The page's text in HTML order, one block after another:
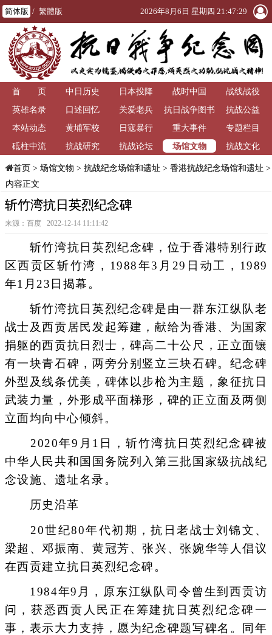
简体版 / 繁體版 2026年8月6日 星期四 21:47:29
首 页 中日历史 日本投降 战时中国
战线战役
英雄名录
口述回忆 关爱老兵
抗日战争图书
馆
抗战公益
本站动态
黄埔军校 日寇暴行 重大事件
专题栏目
砥柱中流
抗战研究 抗战论坛 场馆文物 抗战文化
首页> 场馆文物 > 抗战纪念场馆和遗址 > 香港抗战纪念场馆和遗址 >
内容正文
斩竹湾抗日英烈纪念碑
来源：百度 2022-12-14 11:11:42
斩竹湾抗日英烈纪念碑，位于香港特别行政
区西贡区斩竹湾，1988年3月29日动工，1989
年1月23日揭幕。
斩竹湾抗日英烈纪念碑是由一群东江纵队老
战士及西贡居民发起筹建，献给为香港、为国家
捐躯的西贡抗日烈士，碑高二十公尺，正立面镶
有一块青石碑，两旁分别竖立三块石碑。纪念碑
外型及线条优美，碑体以步枪为主题，象征抗日
武装力量，外形成平面梯形，碑的正立面及两侧
立面均向中心倾斜。
2020年9月1日，斩竹湾抗日英烈纪念碑被
中华人民共和国国务院列入第三批国家级抗战纪
念设施、遗址名录。
历史沿革
20世纪80年代初期，抗日老战士刘锦文、
梁超、邓振南、黄冠芳、张兴、张婉华等人倡议
在西贡建立抗日英烈纪念碑。
1984年9月，原东江纵队司令曾生到西贡访
问，获悉西贡人民正在筹建抗日英烈纪念碑一
事，表示大力支持，愿为纪念碑题写碑名。同年